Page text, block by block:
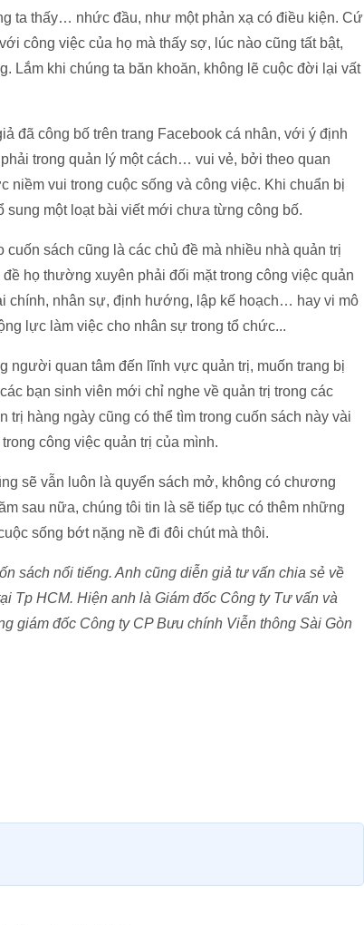
ta thấy… nhức đầu, như một phản xạ có điều kiện. Cứ
công việc của họ mà thấy sợ, lúc nào cũng tất bật,
Lắm khi chúng ta băn khoăn, không lẽ cuộc đời lại vất
đã công bố trên trang Facebook cá nhân, với ý định
trong quản lý một cách… vui vẻ, bởi theo quan
vui trong cuộc sống và công việc. Khi chuẩn bị
sung một loạt bài viết mới chưa từng công bố.
sách cũng là các chủ đề mà nhiều nhà quản trị
họ thường xuyên phải đối mặt trong công việc quản
chính, nhân sự, định hướng, lập kế hoạch… hay vi mô
lực làm việc cho nhân sự trong tổ chức...
quan tâm đến lĩnh vực quản trị, muốn trang bị
bạn sinh viên mới chỉ nghe về quản trị trong các
hàng ngày cũng có thể tìm trong cuốn sách này vài
công việc quản trị của mình.
sẽ vẫn luôn là quyển sách mở, không có chương
sau nữa, chúng tôi tin là sẽ tiếp tục có thêm những
sống bớt nặng nề đi đôi chút mà thôi.
sách nổi tiếng. Anh cũng diễn giả tư vấn chia sẻ về
Tp HCM. Hiện anh là Giám đốc Công ty Tư vấn và
giám đốc Công ty CP Bưu chính Viễn thông Sài Gòn